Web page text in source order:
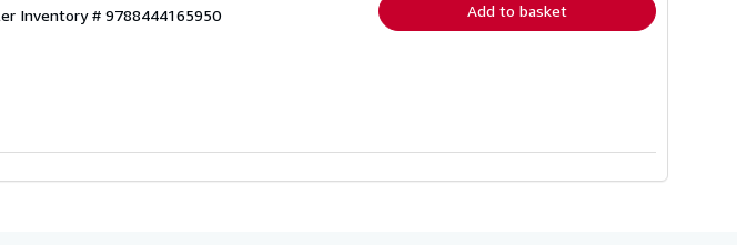
Inventory # 9788444165950 Add to basket